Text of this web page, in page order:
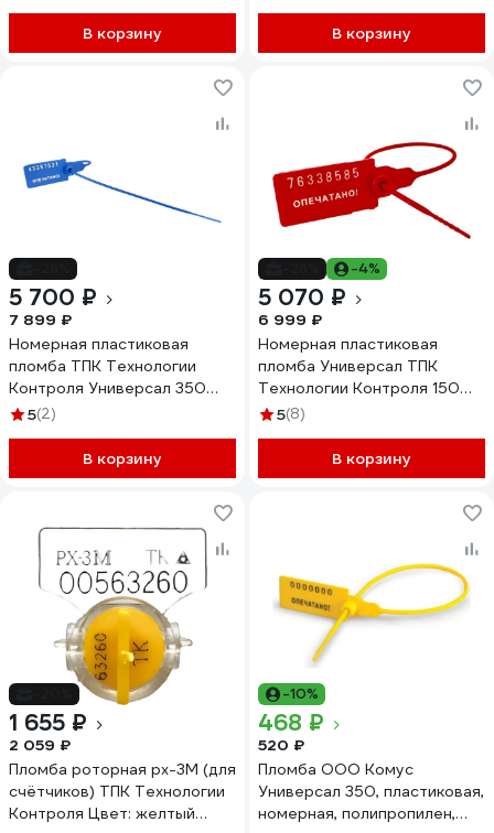
В корзину В корзину
5 700 ₽
7 899 ₽
Номерная пластиковая
пломба ТПК Технологии
Контроля Универсал 350
(Цвет:синий) 1000 шт. 24160
5(2)
В корзину
-4%
5 070 ₽
6 999 ₽
Номерная пластиковая
пломба Универсал ТПК
Технологии Контроля 150
(Цвет:красный) 1000 шт.
5(8)
В корзину
1 655 ₽
2 059 ₽
Пломба роторная рх-3М (для
счётчиков) ТПК Технологии
Контроля Цвет: желтый
-10%
468 ₽
520 ₽
Пломба ООО Комус
Универсал 350, пластиковая,
номерная, полипропилен,